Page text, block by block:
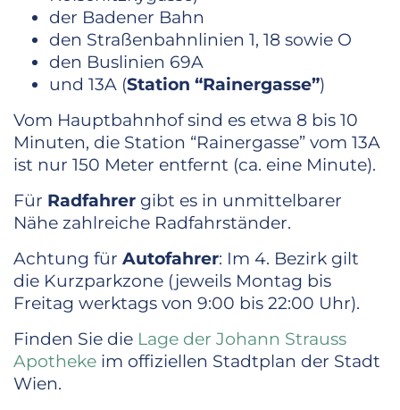
der Badener Bahn
den Straßenbahnlinien 1, 18 sowie O
den Buslinien 69A
und 13A (Station “Rainergasse”)
Vom Hauptbahnhof sind es etwa 8 bis 10
Minuten, die Station “Rainergasse” vom 13A
ist nur 150 Meter entfernt (ca. eine Minute).
Für Radfahrer gibt es in unmittelbarer
Nähe zahlreiche Radfahrständer.
Achtung für Autofahrer: Im 4. Bezirk gilt
die Kurzparkzone (jeweils Montag bis
Freitag werktags von 9:00 bis 22:00 Uhr).
Finden Sie die Lage der Johann Strauss
Apotheke im offiziellen Stadtplan der Stadt
Wien.